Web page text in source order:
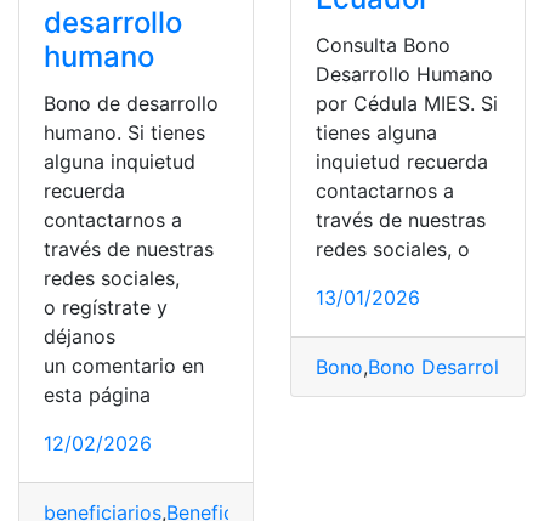
desarrollo
humano
Bono de desarrollo
humano. Si tienes
alguna inquietud
recuerda
contactarnos a
través de nuestras
redes sociales,
o regístrate y
déjanos
un comentario en
esta página
12/02/2026
beneficiarios,Beneficios
Consulta Bono
Desarrollo Humano
por Cédula MIES. Si
tienes alguna
inquietud recuerda
contactarnos a
través de nuestras
redes sociales, o
13/01/2026
Bono,Bono Desarrollo